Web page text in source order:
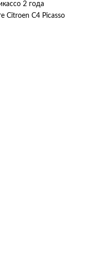
2 года
Citroen C4 Picasso